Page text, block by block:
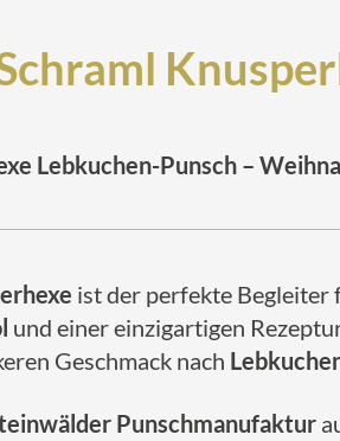
Lebkuchen-Punsch –
ist der perfekte Begleiter
und einer einzigartigen
Geschmack nach
Punschmanufaktur